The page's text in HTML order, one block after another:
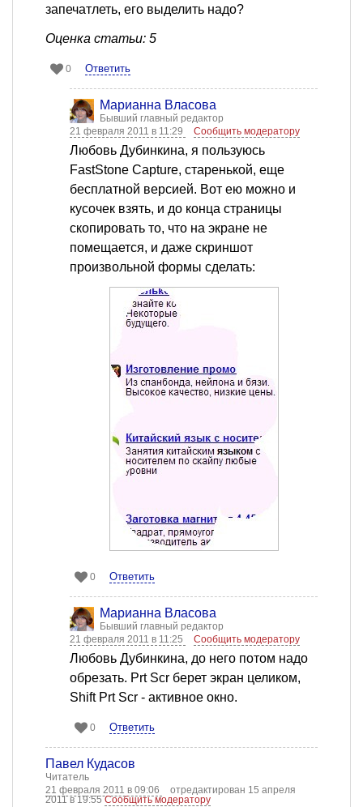
запечатлеть, его выделить надо?
Оценка статьи: 5
0 Ответить
Марианна Власова
Бывший главный редактор
21 февраля 2011 в 11:29
Сообщить модератору
Любовь Дубинкина, я пользуюсь
FastStone Capture, старенькой, еще
бесплатной версией. Вот ею можно и
кусочек взять, и до конца страницы
скопировать то, что на экране не
помещается, и даже скриншот
произвольной формы сделать:
0 Ответить
Марианна Власова
Бывший главный редактор
21 февраля 2011 в 11:25
Сообщить модератору
Любовь Дубинкина, до него потом надо
обрезать. Prt Scr берет экран целиком,
Shift Prt Scr - активное окно.
0 Ответить
Павел Кудасов
Читатель
21 февраля 2011 в 09:06
отредактирован 15 апреля
2011 в 19:55Сообщить модератору